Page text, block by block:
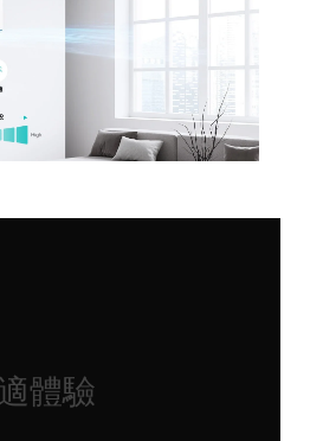
體驗